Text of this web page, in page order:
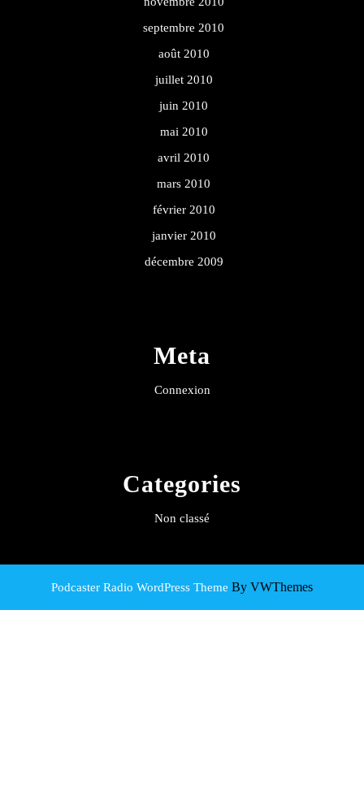
septembre 2010
août 2010
juillet 2010
juin 2010
mai 2010
avril 2010
mars 2010
février 2010
janvier 2010
décembre 2009
Meta
Connexion
Categories
Non classé
Podcaster Radio WordPress Theme By VWThemes